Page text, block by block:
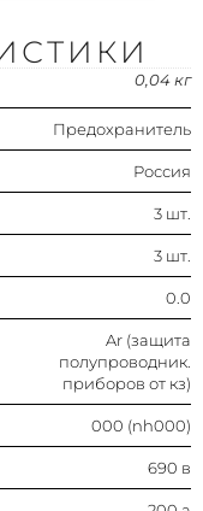
200 ка
Нет
Нет (без)
Ac (перемен.)
0,04 кг
Предохранитель
Россия
3 шт.
3 шт.
0.0
Ar (защита
полупроводник.
приборов от кз)
000 (nh000)
690 в